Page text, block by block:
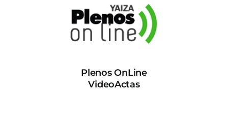
Plenos OnLine
VideoActas